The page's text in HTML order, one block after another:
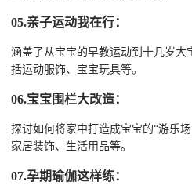
05.亲子运动我在行：
涵盖了从宝宝的早教运动到十几岁大
括运动服饰、宝宝玩具等。
06.宝宝围栏大改造：
探讨如何将家中打造成宝宝的“游乐
家居装饰、生活用品等。
07.孕期瑜伽这样练：